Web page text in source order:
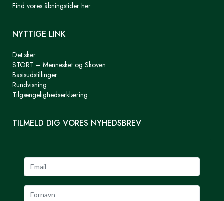
Find vores åbningstider her.
NYTTIGE LINK
Det sker
STORT – Mennesket og Skoven
Basisudstillinger
Rundvisning
Tilgængelighedserklæring
TILMELD DIG VORES NYHEDSBREV